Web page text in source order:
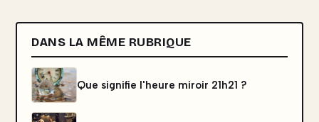
DANS LA MÊME RUBRIQUE
Que signifie l'heure miroir 21h21 ?